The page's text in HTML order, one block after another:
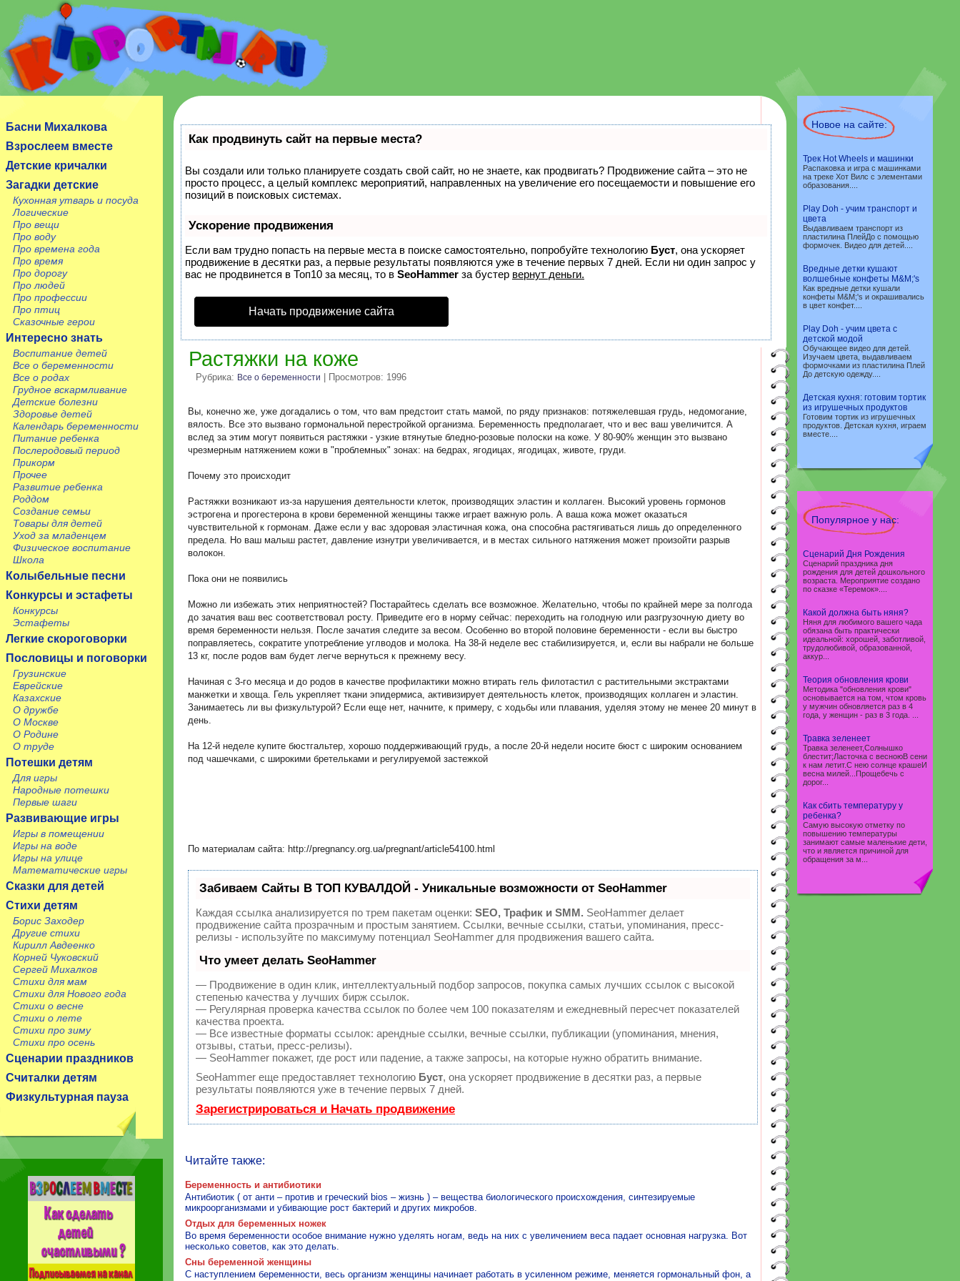
Сайт посвящен детям, их родителям, учителям и
Басни Михалкова
Взрослеем вместе
Детские кричалки
Загадки детские
Кухонная утварь и посуда
Логические
Про вещи
Про воду
Про времена года
Про время
Про дорогу
Про людей
Про профессии
Про птиц
Сказочные герои
Интересно знать
Воспитание детей
Все о беременности
Все о родах
Грудное вскармливание
Детские болезни
Здоровье детей
Календарь беременности
Питание ребенка
Послеродовый период
Прикорм
Прочее
Развитие ребенка
Роддом
Создание семьи
Товары для детей
Уход за младенцем
Физическое воспитание
Школа
Колыбельные песни
Конкурсы и эстафеты
Конкурсы
Эстафеты
Легкие скороговорки
Пословицы и поговорки
Грузинские
Еврейские
Казахские
О дружбе
О Москве
О Родине
О труде
Потешки детям
Для игры
Народные потешки
Первые шаги
Развивающие игры
Игры в помещении
Игры на воде
Игры на улице
Математические игры
Сказки для детей
Стихи детям
Борис Заходер
Другие стихи
Кирилл Авдеенко
Корней Чуковский
Сергей Михалков
Стихи для мам
Стихи для Нового года
Стихи о весне
Стихи о лете
Стихи про зиму
Стихи про осень
Сценарии праздников
Считалки детям
Физкультурная пауза
Как продвинуть сайт на первые места?
Вы создали или только планируете создать свой сайт, но не знаете, как продвигать? Продвижение сайта – это не
просто процесс, а целый комплекс мероприятий, направленных на увеличение его посещаемости и повышение его
позиций в поисковых системах.
Ускорение продвижения
Если вам трудно попасть на первые места в поиске самостоятельно, попробуйте технологию Буст, она ускоряет
продвижение в десятки раз, а первые результаты появляются уже в течение первых 7 дней. Если ни один запрос у
вас не продвинется в Топ10 за месяц, то в SeoHammer за бустер вернут деньги.
Начать продвижение сайта
Растяжки на коже
Рубрика: Все о беременности | Просмотров: 1996
Вы, конечно же, уже догадались о том, что вам предстоит стать мамой, по ряду признаков: потяжелевшая грудь, недомогание,
вялость. Все это вызвано гормональной перестройкой организма. Беременность предполагает, что и вес ваш увеличится. А
вслед за этим могут появиться растяжки - узкие втянутые бледно-розовые полоски на коже. У 80-90% женщин это вызвано
чрезмерным натяжением кожи в "проблемных" зонах: на бедрах, ягодицах, ягодицах, животе, груди.
Почему это происходит
Растяжки возникают из-за нарушения деятельности клеток, производящих эластин и коллаген. Высокий уровень гормонов
эстрогена и прогестерона в крови беременной женщины также играет важную роль. А ваша кожа может оказаться
чувствительной к гормонам. Даже если у вас здоровая эластичная кожа, она способна растягиваться лишь до определенного
предела. Но ваш малыш растет, давление изнутри увеличивается, и в местах сильного натяжения может произойти разрыв
волокон.
Пока они не появились
Можно ли избежать этих неприятностей? Постарайтесь сделать все возможное. Желательно, чтобы по крайней мере за полгода
до зачатия ваш вес соответствовал росту. Приведите его в норму сейчас: переходить на голодную или разгрузочную диету во
время беременности нельзя. После зачатия следите за весом. Особенно во второй половине беременности - если вы быстро
поправляетесь, сократите употребление углводов и молока. На 38-й неделе вес стабилизируется, и, если вы набрали не больше
13 кг, после родов вам будет легче вернуться к прежнему весу.
Начиная с 3-го месяца и до родов в качестве профилактики можно втирать гель филотастил с растительными экстрактами
манжетки и хвоща. Гель укрепляет ткани эпидермиса, активизирует деятельность клеток, производящих коллаген и эластин.
Занимаетесь ли вы физкультурой? Если еще нет, начните, к примеру, с ходьбы или плавания, уделяя этому не менее 20 минут в
день.
На 12-й неделе купите бюстгальтер, хорошо поддерживающий грудь, а после 20-й недели носите бюст с широким основанием
под чашечками, с широкими бретельками и регулируемой застежкой
По материалам сайта: http://pregnancy.org.ua/pregnant/article54100.html
Забиваем Сайты В ТОП КУВАЛДОЙ - Уникальные возможности от SeoHammer
Каждая ссылка анализируется по трем пакетам оценки: SEO, Трафик и SMM. SeoHammer делает
продвижение сайта прозрачным и простым занятием. Ссылки, вечные ссылки, статьи, упоминания, пресс-
релизы - используйте по максимуму потенциал SeoHammer для продвижения вашего сайта.
Что умеет делать SeoHammer
— Продвижение в один клик, интеллектуальный подбор запросов, покупка самых лучших ссылок с высокой
степенью качества у лучших бирж ссылок.
— Регулярная проверка качества ссылок по более чем 100 показателям и ежедневный пересчет показателей
качества проекта.
— Все известные форматы ссылок: арендные ссылки, вечные ссылки, публикации (упоминания, мнения,
отзывы, статьи, пресс-релизы).
— SeoHammer покажет, где рост или падение, а также запросы, на которые нужно обратить внимание.
SeoHammer еще предоставляет технологию Буст, она ускоряет продвижение в десятки раз, а первые
результаты появляются уже в течение первых 7 дней.
Зарегистрироваться и Начать продвижение
Читайте также:
Беременность и антибиотики
Антибиотик ( от анти – против и греческий bios – жизнь ) – вещества биологического происхождения, синтезируемые
микроорганизмами и убивающие рост бактерий и других микробов.
Отдых для беременных ножек
Во время беременности особое внимание нужно уделять ногам, ведь на них с увеличением веса падает основная нагрузка. Вот
несколько советов, как это делать.
Сны беременной женщины
С наступлением беременности, весь организм женщины начинает работать в усиленном режиме, меняется гормональный фон, а
Новое на сайте:
Трек Hot Wheels и машинки
Распаковка и игра с машинками
на треке Хот Вилс с элементами
образования....
Play Doh - учим транспорт и
цвета
Выдавливаем транспорт из
пластилина ПлейДо с помощью
формочек. Видео для детей....
Вредные детки кушают
волшебные конфеты M&M;'s
Как вредные детки кушали
конфеты M&M;'s и окрашивались
в цвет конфет....
Play Doh - учим цвета с
детской модой
Обучающее видео для детей.
Изучаем цвета, выдавливаем
формочками из пластилина Плей
До детскую одежду....
Детская кухня: готовим тортик
из игрушечных продуктов
Готовим тортик из игрушечных
продуктов. Детская кухня, играем
вместе....
Популярное у нас:
Сценарий Дня Рождения
Сценарий праздника дня
рождения для детей дошкольного
возраста. Мероприятие создано
по сказке «Теремок»....
Какой должна быть няня?
Няня для любимого вашего чада
обязана быть практически
идеальной: хорошей, заботливой,
трудолюбивой, образованной,
аккур...
Теория обновления крови
Методика "обновления крови"
основывается на том, чтом кровь
у мужчин обновляется раз в 4
года, у женщин - раз в 3 года. ...
Травка зеленеет
Травка зеленеет,Солнышко
блестит;Ласточка с весноюВ сени
к нам летит.С нею солнце крашеИ
весна милей...Прощебечь с
дорог...
Как сбить температуру у
ребенка?
Самую высокую отметку по
повышению температуры
занимают самые маленькие дети,
что и является причиной для
обращения за м...